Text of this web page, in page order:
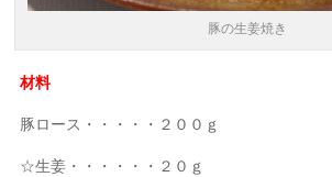
豚の生姜焼き
材料
豚ロース・・・・・２００ｇ
☆生姜・・・・・・２０ｇ